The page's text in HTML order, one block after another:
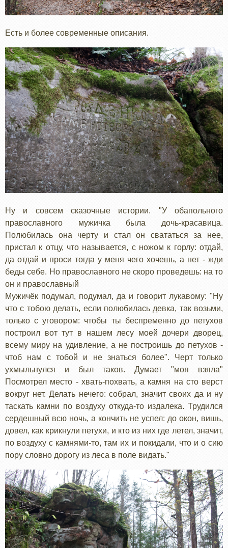
Есть и более современные описания.
Ну и совсем сказочные истории. "У обапольного
православного мужичка была дочь-красавица.
Полюбилась она черту и стал он свататься за нее,
пристал к отцу, что называется, с ножом к горлу: отдай,
да отдай и проси тогда у меня чего хочешь, а нет - жди
беды себе. Но православного не скоро проведешь: на то
он и православный
Мужичёк подумал, подумал, да и говорит лукавому: "Ну
что с тобою делать, если полюбилась девка, так возьми,
только с уговором: чтобы ты беспременно до петухов
построил вот тут в нашем лесу моей дочери дворец,
всему миру на удивление, а не построишь до петухов -
чтоб нам с тобой и не знаться более". Черт только
ухмыльнулся и был таков. Думает "моя взяла"
Посмотрел место - хвать-похвать, а камня на сто верст
вокруг нет. Делать нечего: собрал, значит своих да и ну
таскать камни по воздуху откуда-то издалека. Трудился
сердешный всю ночь, а кончить не успел: до окон, вишь,
довел, как крикнули петухи, и кто из них где летел, значит,
по воздуху с камнями-то, там их и покидали, что и о сию
пору словно дорогу из леса в поле видать."